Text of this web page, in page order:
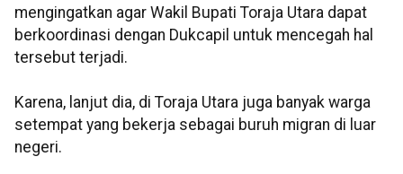
mengingatkan agar Wakil Bupati Toraja Utara dapat
berkoordinasi dengan Dukcapil untuk mencegah hal
tersebut terjadi.
Karena, lanjut dia, di Toraja Utara juga banyak warga
setempat yang bekerja sebagai buruh migran di luar
negeri.